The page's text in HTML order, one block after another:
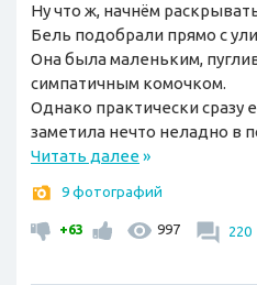
Ну что ж, начнём
Бель подобрали прямо с
Она была маленьким,
симпатичным комочком.
Однако практически сразу
заметила нечто неладно в
Читать далее»
9 фотографий
+63 997 220